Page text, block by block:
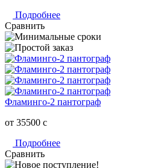
Подробнее
Сравнить
Фламинго-2 пантограф
от 35500 c
Подробнее
Сравнить